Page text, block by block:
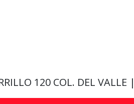
120 COL. DEL VALLE |